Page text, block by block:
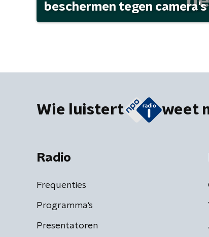
beschermen tegen camera's
Wie luistert weet
Radio
Frequenties
Programma's
Presentatoren